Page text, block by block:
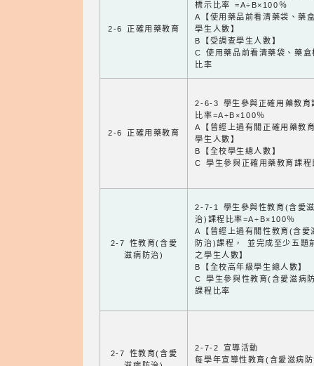
2-6 正確用藥教育
標示比率 =A÷B×100％
A【使用藥品前看清藥袋、藥
學生人數】
B【受調查學生人數】
C 使用藥品前看清藥袋、藥盒
比率
2-6 正確用藥教育
2-6-3 學生參與正確用藥教育
比率=A÷B×100％
A【曾經上過有關正確用藥教
學生人數】
B【全校學生總人數】
C 學生參與正確用藥教育課程
2-7 性教育(含愛
滋病防治)
2-7-1 學生參與性教育(含愛
治)課程比率=A÷B×100％
A【曾經上過有關性教育(含愛
防治)課程， 並完成至少五題
之學生人數】
B【全校高年級學生總人數】
C 學生參與性教育(含愛滋病
課程比率
2-7 性教育(含愛
2-7-2 宣導活動
每學年宣導性教育(含愛滋病